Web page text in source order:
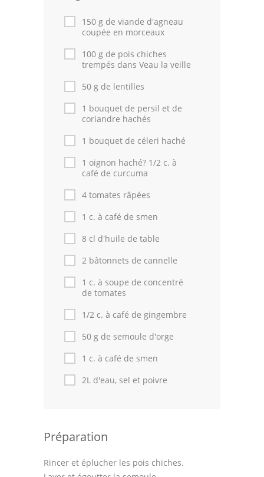
Chefs
Thèmes
Espace Personnel
150 g de viande d'agneau
coupée en morceaux
100 g de pois chiches
trempés dans Veau la veille
50 g de lentilles
1 bouquet de persil et de
coriandre hachés
1 bouquet de céleri haché
1 oignon haché? 1/2 c. à
café de curcuma
4 tomates râpées
1 c. à café de smen
8 cl d'huile de table
2 bâtonnets de cannelle
1 c. à soupe de concentré
de tomates
1/2 c. à café de gingembre
50 g de semoule d'orge
1 c. à café de smen
2L d'eau, sel et poivre
Préparation
Rincer et éplucher les pois chiches.